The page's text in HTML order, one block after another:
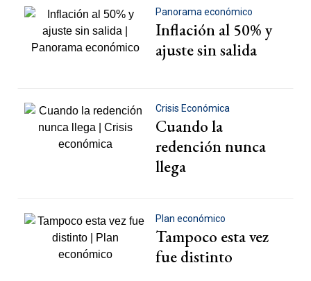
Panorama económico
Inflación al 50% y
ajuste sin salida
Crisis Económica
Cuando la
redención nunca
llega
Plan económico
Tampoco esta vez
fue distinto